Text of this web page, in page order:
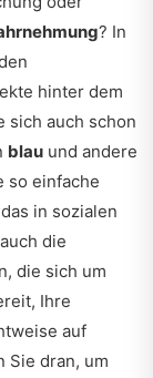
? In
hinter dem
sich auch schon
blau und andere
so einfache
in sozialen
die
die sich um
Ihre
auf
Sie dran, um